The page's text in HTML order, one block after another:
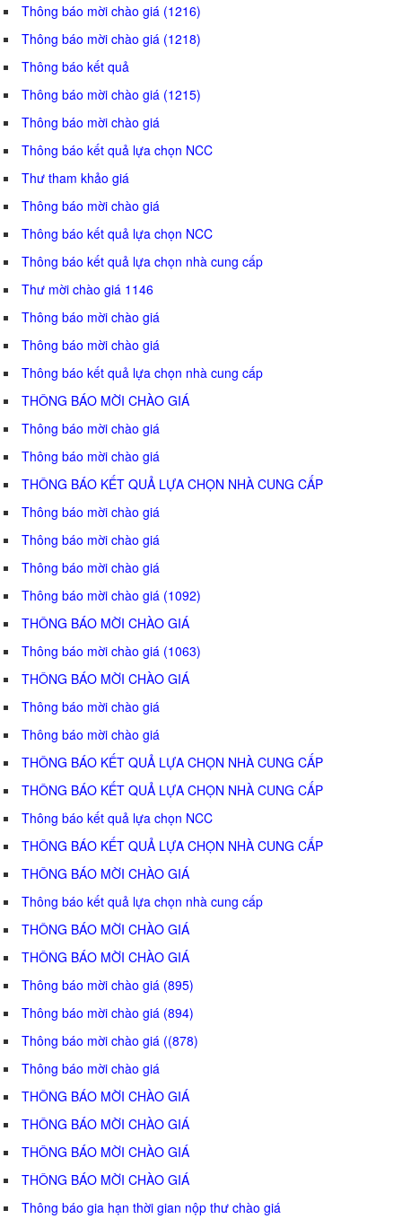
Thông báo mời chào giá (1216)
Thông báo mời chào giá (1218)
Thông báo kết quả
Thông báo mời chào giá (1215)
Thông báo mời chào giá
Thông báo kết quả lựa chọn NCC
Thư tham khảo giá
Thông báo mời chào giá
Thông báo kết quả lựa chọn NCC
Thông báo kết quả lựa chọn nhà cung cấp
Thư mời chào giá 1146
Thông báo mời chào giá
Thông báo mời chào giá
Thông báo kết quả lựa chọn nhà cung cấp
THÔNG BÁO MỜI CHÀO GIÁ
Thông báo mời chào giá
Thông báo mời chào giá
THÔNG BÁO KẾT QUẢ LỰA CHỌN NHÀ CUNG CẤP
Thông báo mời chào giá
Thông báo mời chào giá
Thông báo mời chào giá
Thông báo mời chào giá (1092)
THÔNG BÁO MỜI CHÀO GIÁ
Thông báo mời chào giá (1063)
THÔNG BÁO MỜI CHÀO GIÁ
Thông báo mời chào giá
Thông báo mời chào giá
THÔNG BÁO KẾT QUẢ LỰA CHỌN NHÀ CUNG CẤP
THÔNG BÁO KẾT QUẢ LỰA CHỌN NHÀ CUNG CẤP
Thông báo kết quả lựa chọn NCC
THÔNG BÁO KẾT QUẢ LỰA CHỌN NHÀ CUNG CẤP
THÔNG BÁO MỜI CHÀO GIÁ
Thông báo kết quả lựa chọn nhà cung cấp
THÔNG BÁO MỜI CHÀO GIÁ
THÔNG BÁO MỜI CHÀO GIÁ
Thông báo mời chào giá (895)
Thông báo mời chào giá (894)
Thông báo mời chào giá ((878)
Thông báo mời chào giá
THÔNG BÁO MỜI CHÀO GIÁ
THÔNG BÁO MỜI CHÀO GIÁ
THÔNG BÁO MỜI CHÀO GIÁ
THÔNG BÁO MỜI CHÀO GIÁ
Thông báo gia hạn thời gian nộp thư chào giá